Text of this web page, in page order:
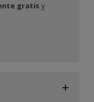
gratis y